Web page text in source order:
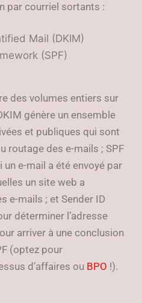
par courriel sortants :
Mail (DKIM)
(SPF)
des volumes entiers sur
génère un ensemble
et publiques qui sont
routage des e-mails ; SPF
e-mail a été envoyé par
un site web a
e-mails ; et Sender ID
déterminer l’adresse
arriver à une conclusion
(optez pour
d’affaires ou BPO !).